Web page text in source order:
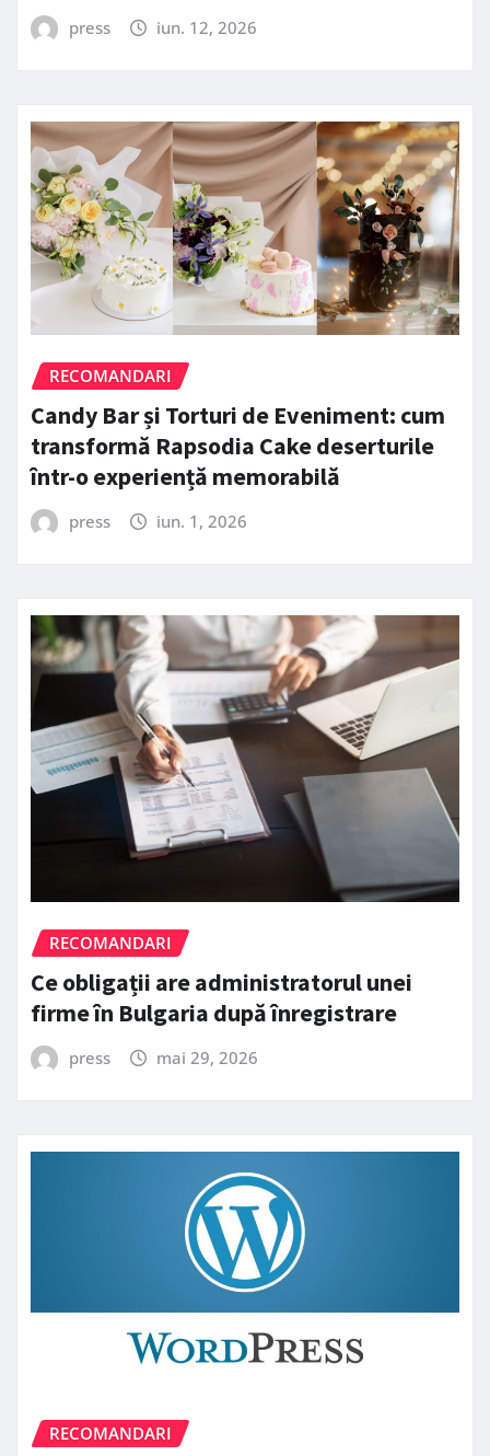
press iun. 12, 2026
RECOMANDARI
Candy Bar și Torturi de Eveniment: cum
transformă Rapsodia Cake deserturile
într-o experiență memorabilă
press iun. 1, 2026
RECOMANDARI
Ce obligații are administratorul unei
firme în Bulgaria după înregistrare
press mai 29, 2026
RECOMANDARI